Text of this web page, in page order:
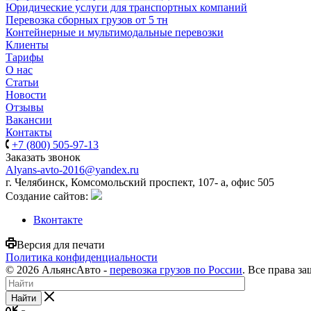
Юридические услуги для транспортных компаний
Перевозка сборных грузов от 5 тн
Контейнерные и мультимодальные перевозки
Клиенты
Тарифы
О нас
Статьи
Новости
Отзывы
Вакансии
Контакты
+7 (800) 505-97-13
Заказать звонок
Alyans-avto-2016@yandex.ru
г. Челябинск, Комсомольский проспект, 107- а, офис 505
Cоздание сайтов:
Вконтакте
Версия для печати
Политика конфиденциальности
© 2026 АльянсАвто - перевозка грузов по России. Все права
Найти